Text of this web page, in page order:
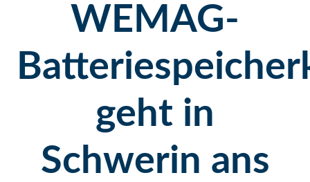
WEMAG-
geht in
Schwerin ans